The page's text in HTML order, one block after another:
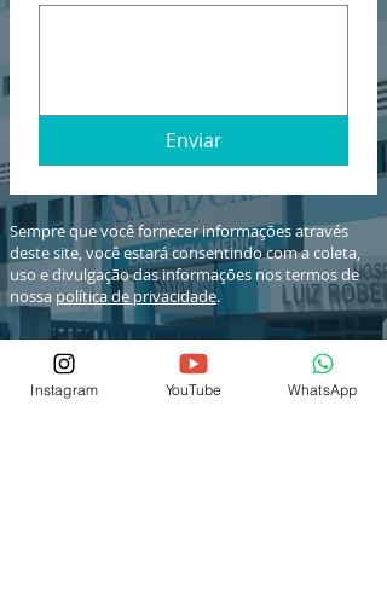
Enviar
Sempre que você fornecer informações através
deste site, você estará consentindo com a coleta,
uso e divulgação das informações nos termos de
nossa política de privacidade.
Instagram YouTube WhatsApp